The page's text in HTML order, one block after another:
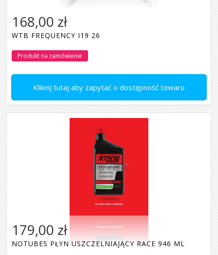
Kliknij tutaj aby zapytać o dostępność towaru
168,00 zł
WTB FREQUENCY I19 26
Produkt na zamówienie
179,00 zł
NOTUBES PŁYN USZCZELNIAJĄCY RACE 946 ML